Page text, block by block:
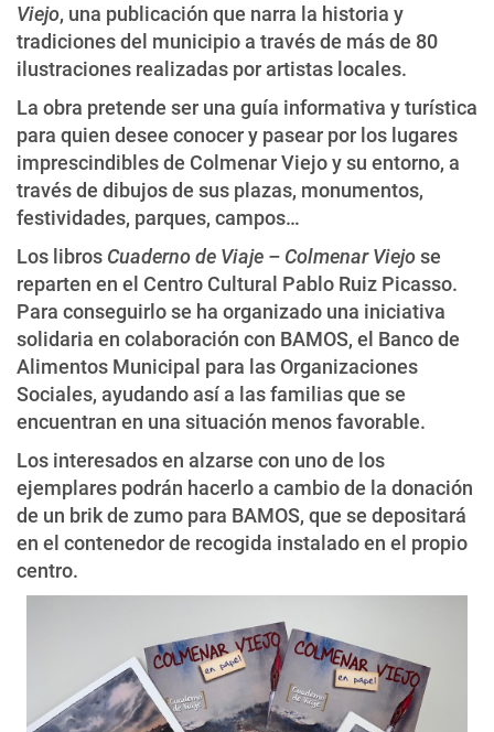
Viejo, una publicación que narra la historia y
tradiciones del municipio a través de más de 80
ilustraciones realizadas por artistas locales.
La obra pretende ser una guía informativa y turística
para quien desee conocer y pasear por los lugares
imprescindibles de Colmenar Viejo y su entorno, a
través de dibujos de sus plazas, monumentos,
festividades, parques, campos…
Los libros Cuaderno de Viaje – Colmenar Viejose
reparten en el Centro Cultural Pablo Ruiz Picasso.
Para conseguirlo se ha organizado una iniciativa
solidaria en colaboración con BAMOS, el Banco de
Alimentos Municipal para las Organizaciones
Sociales, ayudando así a las familias que se
encuentran en una situación menos favorable.
Los interesados en alzarse con uno de los
ejemplares podrán hacerlo a cambio de la donación
de un brik de zumo para BAMOS, que se depositará
en el contenedor de recogida instalado en el propio
centro.